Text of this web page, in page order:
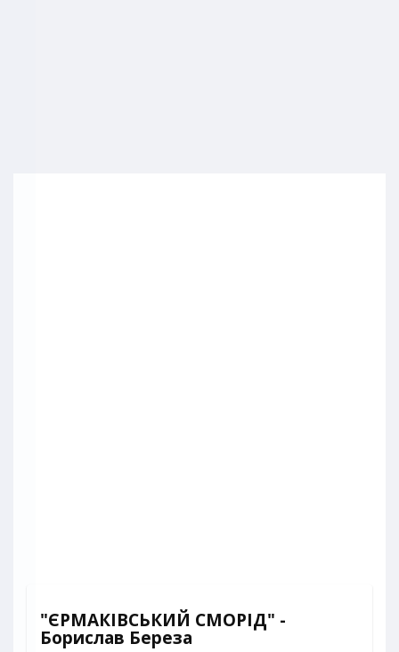
"ЄРМАКІВСЬКИЙ СМОРІД" -
Борислав Береза